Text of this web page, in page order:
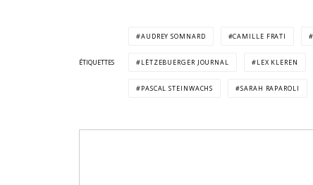
ÉTIQUETTES
AUDREY SOMNARD CAMILLE FRATI
LËTZEBUERGER JOURNAL LEX KLEREN
PASCAL STEINWACHS SARAH RAPAROLI